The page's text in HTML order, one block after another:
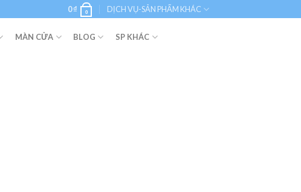
0₫ 0 DỊCH VỤ-SẢN PHẨM KHÁC
MÀN CỬA BLOG SP KHÁC